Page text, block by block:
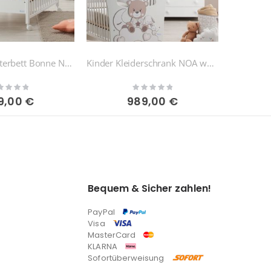
Babybett / Gitterbett Bonne Nuit
€
Kinder Kleiderschrank NOA weiß-Bonne Nuit
Rating:
0%
989,00 €
Bequem & Sicher zahlen!
PayPal
Visa
MasterCard
KLARNA
Sofortüberweisung